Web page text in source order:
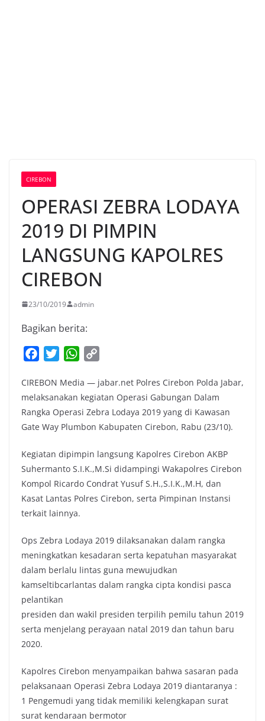
CIREBON
OPERASI ZEBRA LODAYA
2019 DI PIMPIN
LANGSUNG KAPOLRES
CIREBON
23/10/2019 admin
Bagikan berita:
c
e
b
o
k
i
t
t
e
W
a
t
s
A
p
p
y
L
i
k
CIREBON Media — jabar.net Polres Cirebon Polda Jabar,
melaksanakan kegiatan Operasi Gabungan Dalam
Rangka Operasi Zebra Lodaya 2019 yang di Kawasan
Gate Way Plumbon Kabupaten Cirebon, Rabu (23/10).
Kegiatan dipimpin langsung Kapolres Cirebon AKBP
Suhermanto S.I.K.,M.Si didampingi Wakapolres Cirebon
Kompol Ricardo Condrat Yusuf S.H.,S.I.K.,M.H, dan
Kasat Lantas Polres Cirebon, serta Pimpinan Instansi
terkait lainnya.
Ops Zebra Lodaya 2019 dilaksanakan dalam rangka
meningkatkan kesadaran serta kepatuhan masyarakat
dalam berlalu lintas guna mewujudkan
kamseltibcarlantas dalam rangka cipta kondisi pasca
pelantikan
presiden dan wakil presiden terpilih pemilu tahun 2019
serta menjelang perayaan natal 2019 dan tahun baru
2020.
Kapolres Cirebon menyampaikan bahwa sasaran pada
pelaksanaan Operasi Zebra Lodaya 2019 diantaranya :
1 Pengemudi yang tidak memiliki kelengkapan surat
surat kendaraan bermotor